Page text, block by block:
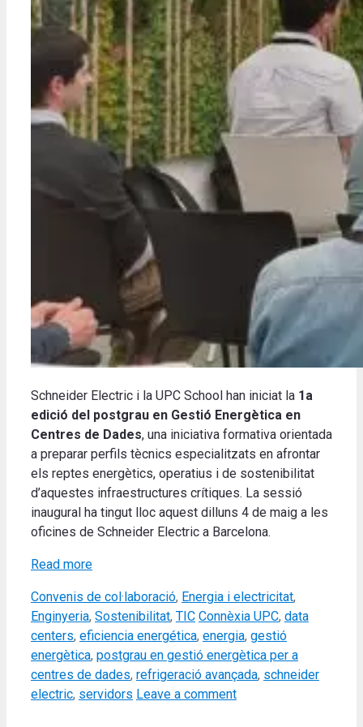
Schneider Electric i la UPC School han iniciat la 1a
edició del postgrau en Gestió Energètica en
Centres de Dades, una iniciativa formativa orientada
a preparar perfils tècnics especialitzats en afrontar
els reptes energètics, operatius i de sostenibilitat
d’aquestes infraestructures crítiques. La sessió
inaugural ha tingut lloc aquest dilluns 4 de maig a les
oficines de Schneider Electric a Barcelona.
Read more
Categories
Convenis de col·laboració, Energia i electricitat,
Enginyeria, Sostenibilitat, TIC Tags
Connèxia UPC, data
centers, eficiencia energética, energia, gestió
energètica, postgrau en gestió energètica per a
centres de dades, refrigeració avançada, schneider
electric, servidors Leave a comment